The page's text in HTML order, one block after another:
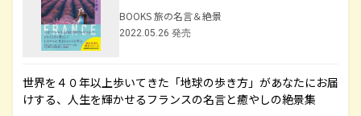
BOOKS 旅の名言＆絶景
2022.05.26 発売
世界を４０年以上歩いてきた「地球の歩き方」があなたにお届
けする、人生を輝かせるフランスの名言と癒やしの絶景集